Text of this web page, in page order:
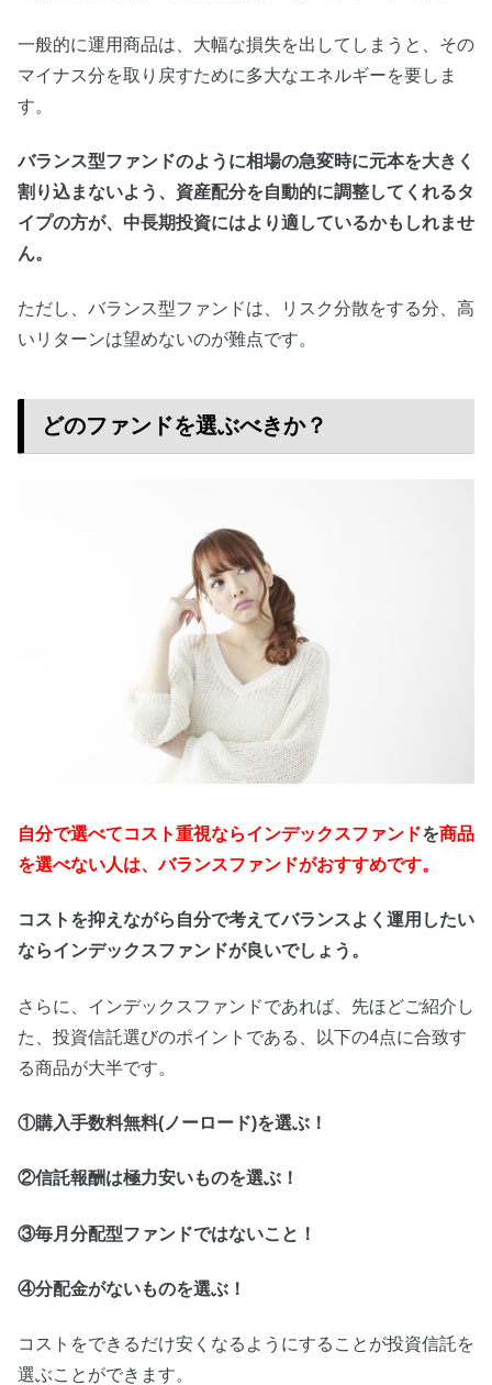
一般的に運用商品は、大幅な損失を出してしまうと、その
マイナス分を取り戻すために多大なエネルギーを要しま
す。
バランス型ファンドのように相場の急変時に元本を大きく
割り込まないよう、資産配分を自動的に調整してくれるタ
イプの方が、中長期投資にはより適しているかもしれませ
ん。
ただし、バランス型ファンドは、リスク分散をする分、高
いリターンは望めないのが難点です。
どのファンドを選ぶべきか？
自分で選べてコスト重視ならインデックスファンドを商品
を選べない人は、バランスファンドがおすすめです。
コストを抑えながら自分で考えてバランスよく運用したい
ならインデックスファンドが良いでしょう。
さらに、インデックスファンドであれば、先ほどご紹介し
た、投資信託選びのポイントである、以下の4点に合致す
る商品が大半です。
①購入手数料無料(ノーロード)を選ぶ！
②信託報酬は極力安いものを選ぶ！
③毎月分配型ファンドではないこと！
④分配金がないものを選ぶ！
コストをできるだけ安くなるようにすることが投資信託を
選ぶことができます。